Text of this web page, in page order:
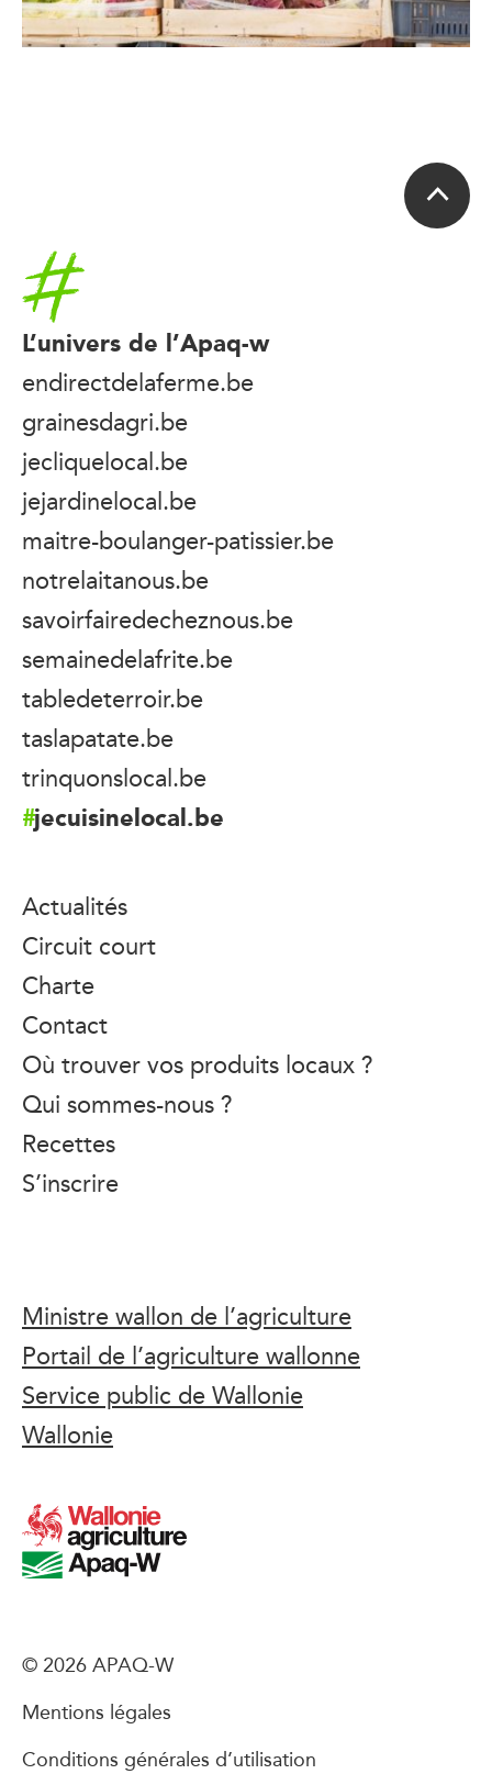
Accueil
L’univers de l’Apaq-w
endirectdelaferme.be
grainesdagri.be
jecliquelocal.be
jejardinelocal.be
maitre-boulanger-patissier.be
notrelaitanous.be
savoirfairedecheznous.be
semainedelafrite.be
tabledeterroir.be
taslapatate.be
trinquonslocal.be
jecuisinelocal.be
Actualités
Circuit court
Charte
Contact
Où trouver vos produits locaux ?
Qui sommes-nous ?
Recettes
S’inscrire
Ministre wallon de l’agriculture
Portail de l’agriculture wallonne
Service public de Wallonie
Wallonie
© 2026 APAQ-W
Mentions légales
Conditions générales d’utilisation